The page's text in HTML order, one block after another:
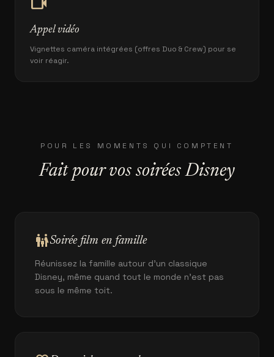
Appel vidéo
Vignettes caméra intégrées (offres Duo & Crew) pour se
voir réagir.
POUR LES MOMENTS QUI COMPTENT
Fait pour vos soirées Disney
family_restroomSoirée film en famille
Réunissez la famille autour d'un classique
Disney, même quand tout le monde n'est pas
sous le même toit.